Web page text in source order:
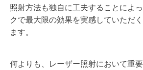
照射方法も独自に工夫することによ
クで最大限の効果を実感していただ
ます。
何よりも、レーザー照射において重